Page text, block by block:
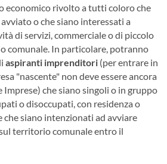
economico rivolto a tutti coloro che
o che siano interessati a
di servizi, commerciale o di piccolo
comunale. In particolare, potranno
aspiranti imprenditori (per entrare in
"nascente" non deve essere ancora
che siano singoli o in gruppo
o disoccupati, con residenza o
che siano intenzionati ad avviare
territorio comunale entro il